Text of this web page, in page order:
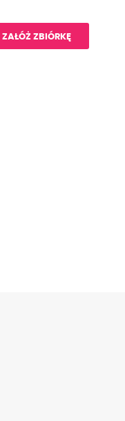
ZAŁÓŻ ZBIÓRKĘ